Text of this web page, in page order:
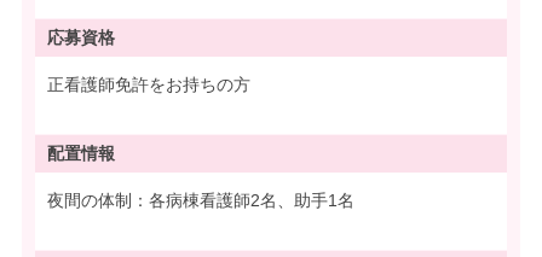
応募資格
正看護師免許をお持ちの方
配置情報
夜間の体制：各病棟看護師2名、助手1名